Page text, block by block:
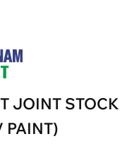
JOINT STOCK
PAINT)